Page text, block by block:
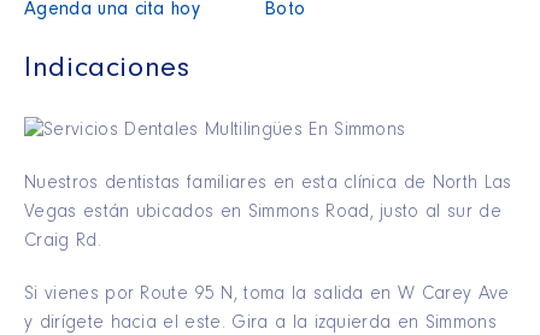
Agenda una cita hoy Boto
Indicaciones
Nuestros dentistas familiares en esta clínica de North Las
Vegas están ubicados en Simmons Road, justo al sur de
Craig Rd.
Si vienes por Route 95 N, toma la salida en W Carey Ave
y dirígete hacia el este. Gira a la izquierda en Simmons